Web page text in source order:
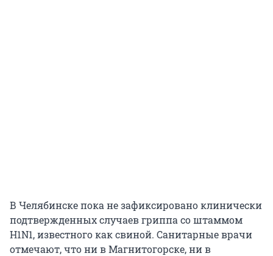
В Челябинске пока не зафиксировано клинически
подтвержденных случаев гриппа со штаммом
H1N1, известного как свиной. Санитарные врачи
отмечают, что ни в Магнитогорске, ни в